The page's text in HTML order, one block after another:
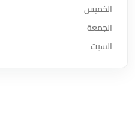
الخميس
الجمعة
السبت